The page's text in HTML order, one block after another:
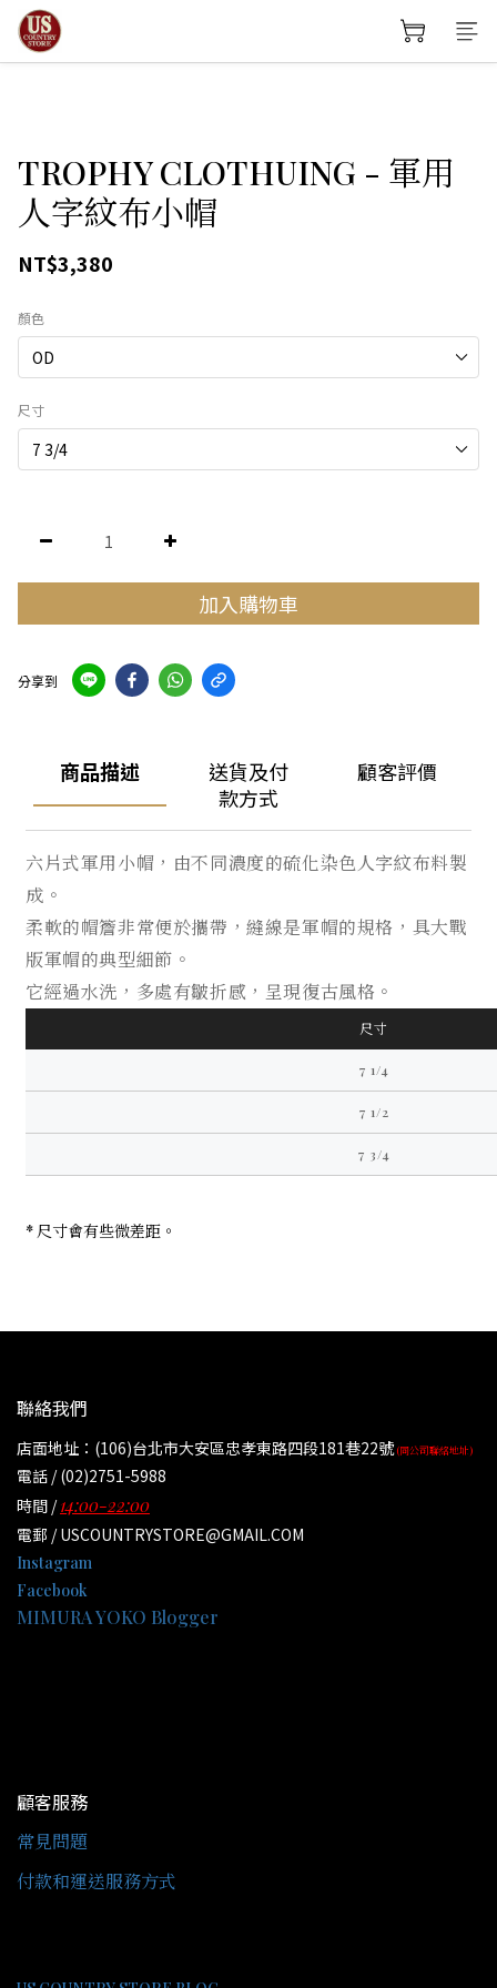
TROPHY CLOTHUING - 軍用
人字紋布小帽
NT$3,380
顏色
尺寸
加入購物車
分享到
商品描述
送貨及付
款方式
顧客評價
六片式軍用小帽，由不同濃度的硫化染色人字紋布料製
成。
柔軟的帽簷非常便於攜帶，縫線是軍帽的規格，具大戰
版軍帽的典型細節。
它經過水洗，多處有皺折感，呈現復古風格。
尺寸
7 1/4
7 1/2
7 3/4
* 尺寸會有些微差距。
聯絡我們
店面地址：(106)台北市大安區忠孝東路四段181巷22號(同公司聯絡地址)
電話 / (02)2751-5988
時間 /14:00-22:00
電郵 / USCOUNTRYSTORE@GMAIL.COM
Instagram
Facebook
MIMURA YOKO Blogger
顧客服務
常見問題
付款和運送服務方式